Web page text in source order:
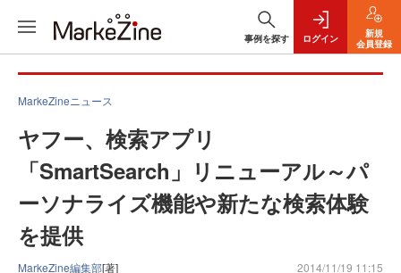
事例を探す ログイン
新規
会員登録
MarkeZineニュース
ヤフー、検索アプリ
「SmartSearch」リニューアル～パ
ーソナライズ機能や新たな検索体験
を提供
MarkeZine編集部[著] 2014/11/19 11:15